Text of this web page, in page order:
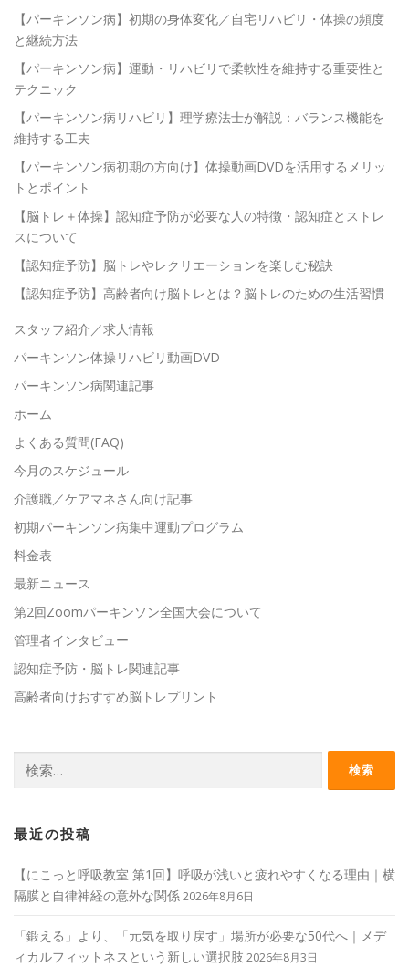
【パーキンソン病】初期の身体変化／自宅リハビリ・体操の頻度
と継続方法
【パーキンソン病】運動・リハビリで柔軟性を維持する重要性と
テクニック
【パーキンソン病リハビリ】理学療法士が解説：バランス機能を
維持する工夫
【パーキンソン病初期の方向け】体操動画DVDを活用するメリッ
トとポイント
【脳トレ＋体操】認知症予防が必要な人の特徴・認知症とストレ
スについて
【認知症予防】脳トレやレクリエーションを楽しむ秘訣
【認知症予防】高齢者向け脳トレとは？脳トレのための生活習慣
スタッフ紹介／求人情報
パーキンソン体操リハビリ動画DVD
パーキンソン病関連記事
ホーム
よくある質問(FAQ)
今月のスケジュール
介護職／ケアマネさん向け記事
初期パーキンソン病集中運動プログラム
料金表
最新ニュース
第2回Zoomパーキンソン全国大会について
管理者インタビュー
認知症予防・脳トレ関連記事
高齢者向けおすすめ脳トレプリント
索:
最近の投稿
【にこっと呼吸教室 第1回】呼吸が浅いと疲れやすくなる理由｜横
隔膜と自律神経の意外な関係2026年8月6日
「鍛える」より、「元気を取り戻す」場所が必要な50代へ｜メデ
ィカルフィットネスという新しい選択肢 2026年8月3日